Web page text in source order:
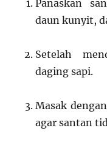
Panaskan
daun kunyit,
Setelah
daging sapi.
Masak
agar santan